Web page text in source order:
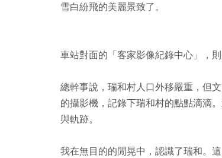
雪白紛飛的美麗景致了。
車站對面的「客家影像紀錄中心」，
總幹事說，瑞和村人口外移嚴重，但
的攝影機，記錄下瑞和村的點點滴滴
與軌跡。
我在無目的的閒晃中，認識了瑞和。